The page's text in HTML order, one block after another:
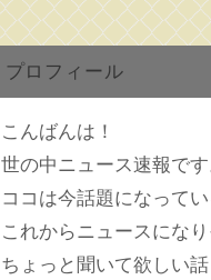
プロフィール
こんばんは！
世の中ニュース速報です
ココは今話題になってい
これからニュースにな
ちょっと聞いて欲しい話